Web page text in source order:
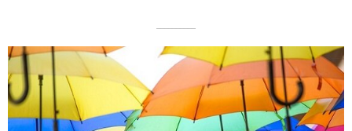
––––––––––